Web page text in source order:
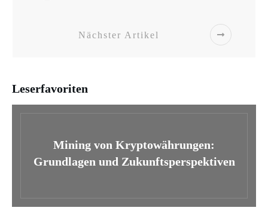
Nächster Artikel
Leserfavoriten
Mining von Kryptowährungen:
Grundlagen und Zukunftsperspektiven